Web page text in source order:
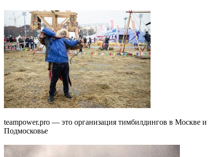
teampower.pro — это организация тимбилдингов в Москве и
Подмосковье